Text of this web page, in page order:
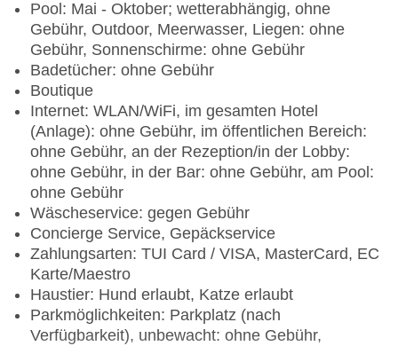
Pool: Mai - Oktober; wetterabhängig, ohne
Gebühr, Outdoor, Meerwasser, Liegen: ohne
Gebühr, Sonnenschirme: ohne Gebühr
Badetücher: ohne Gebühr
Boutique
Internet: WLAN/WiFi, im gesamten Hotel
(Anlage): ohne Gebühr, im öffentlichen Bereich:
ohne Gebühr, an der Rezeption/in der Lobby:
ohne Gebühr, in der Bar: ohne Gebühr, am Pool:
ohne Gebühr
Wäscheservice: gegen Gebühr
Concierge Service, Gepäckservice
Zahlungsarten: TUI Card / VISA, MasterCard, EC
Karte/Maestro
Haustier: Hund erlaubt, Katze erlaubt
Parkmöglichkeiten: Parkplatz (nach
Verfügbarkeit), unbewacht: ohne Gebühr,